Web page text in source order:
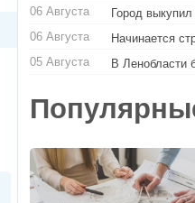
06 Августа
Город
06 Августа
Начинается
05 Августа
В Ленобласти